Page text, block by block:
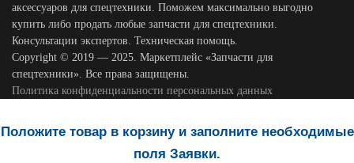
аксессуаров для спецтехники. Поможем максимально выгодно
купить либо продать любые запчасти для спецтехники.
Консультации экспертов. Техническая помощь.
Copyright © 2019 — 2025. Маркетплейс «Запчасти для
спецтехники». Все права защищены.
Политика конфиденциальности персональных данных
Положите товар в корзину и заполните необходимые
поля Заявки.